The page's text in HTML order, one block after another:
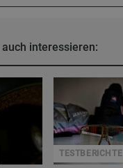
auch interessieren:
TESTBERICHTE